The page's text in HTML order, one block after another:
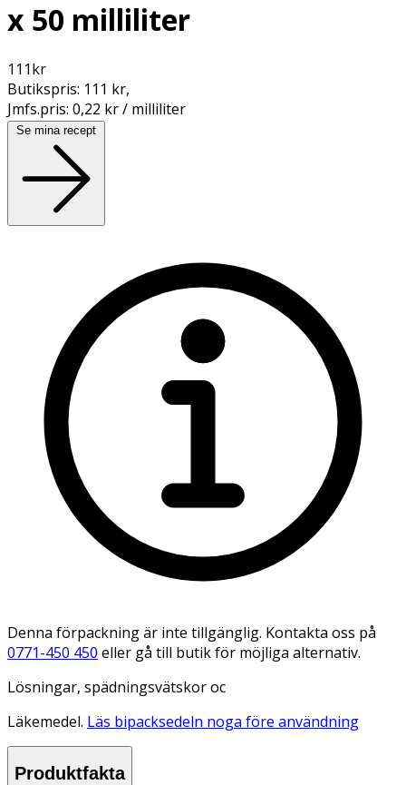
x 50 milliliter
111kr
Butikspris: 111 kr,
Jmfs.pris: 0,22 kr / milliliter
Se mina recept
Denna förpackning är inte tillgänglig. Kontakta oss på
0771-450 450 eller gå till butik för möjliga alternativ.
Lösningar, spädningsvätskor oc
Läkemedel. Läs bipacksedeln noga före användning
Produktfakta